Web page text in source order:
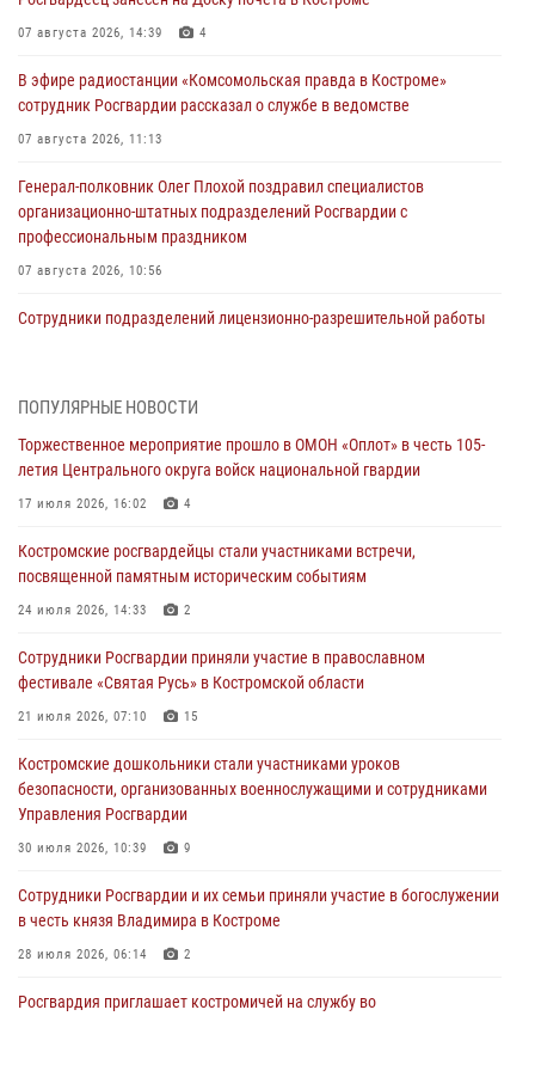
07 августа 2026, 14:39 4
В эфире радиостанции «Комсомольская правда в Костроме»
сотрудник Росгвардии рассказал о службе в ведомстве
07 августа 2026, 11:13
Генерал-полковник Олег Плохой поздравил специалистов
организационно-штатных подразделений Росгвардии с
профессиональным праздником
07 августа 2026, 10:56
Сотрудники подразделений лицензионно-разрешительной работы
06 августа 2026, 07:50
В Костромской области продолжается проведение акции «Каникулы
с Росгвардией»
05 августа 2026, 12:04
В Росгвардии по Костромской области проходят мероприятия,
посвященные 108-й годовщине со дня рождения генерала армии
Ивана Кирилловича Яковлева
Состоялась рабочая встреча директора Росгвардии Героя России
генерала армии Виктора Золотова с заместителем полномочного
Кавказском федеральном округе Виталием Кузнецовым
31 июля 2026, 07:08 4
Росгвардейцы знакомят костромичей со службой в ведомстве
ПОПУЛЯРНЫЕ НОВОСТИ
Торжественное мероприятие прошло в ОМОН «Оплот» в честь 105-
летия Центрального округа войск национальной гвардии
17 июля 2026, 16:02 4
Костромские росгвардейцы стали участниками встречи,
посвященной памятным историческим событиям
24 июля 2026, 14:33 2
Сотрудники Росгвардии приняли участие в православном
фестивале «Святая Русь» в Костромской области
21 июля 2026, 07:10 15
Костромские дошкольники стали участниками уроков
безопасности, организованных военнослужащими и сотрудниками
Управления Росгвардии
30 июля 2026, 10:39 9
Cотрудники Росгвардии и их семьи приняли участие в богослужении
в честь князя Владимира в Костроме
28 июля 2026, 06:14 2
Росгвардия приглашает костромичей на службу во